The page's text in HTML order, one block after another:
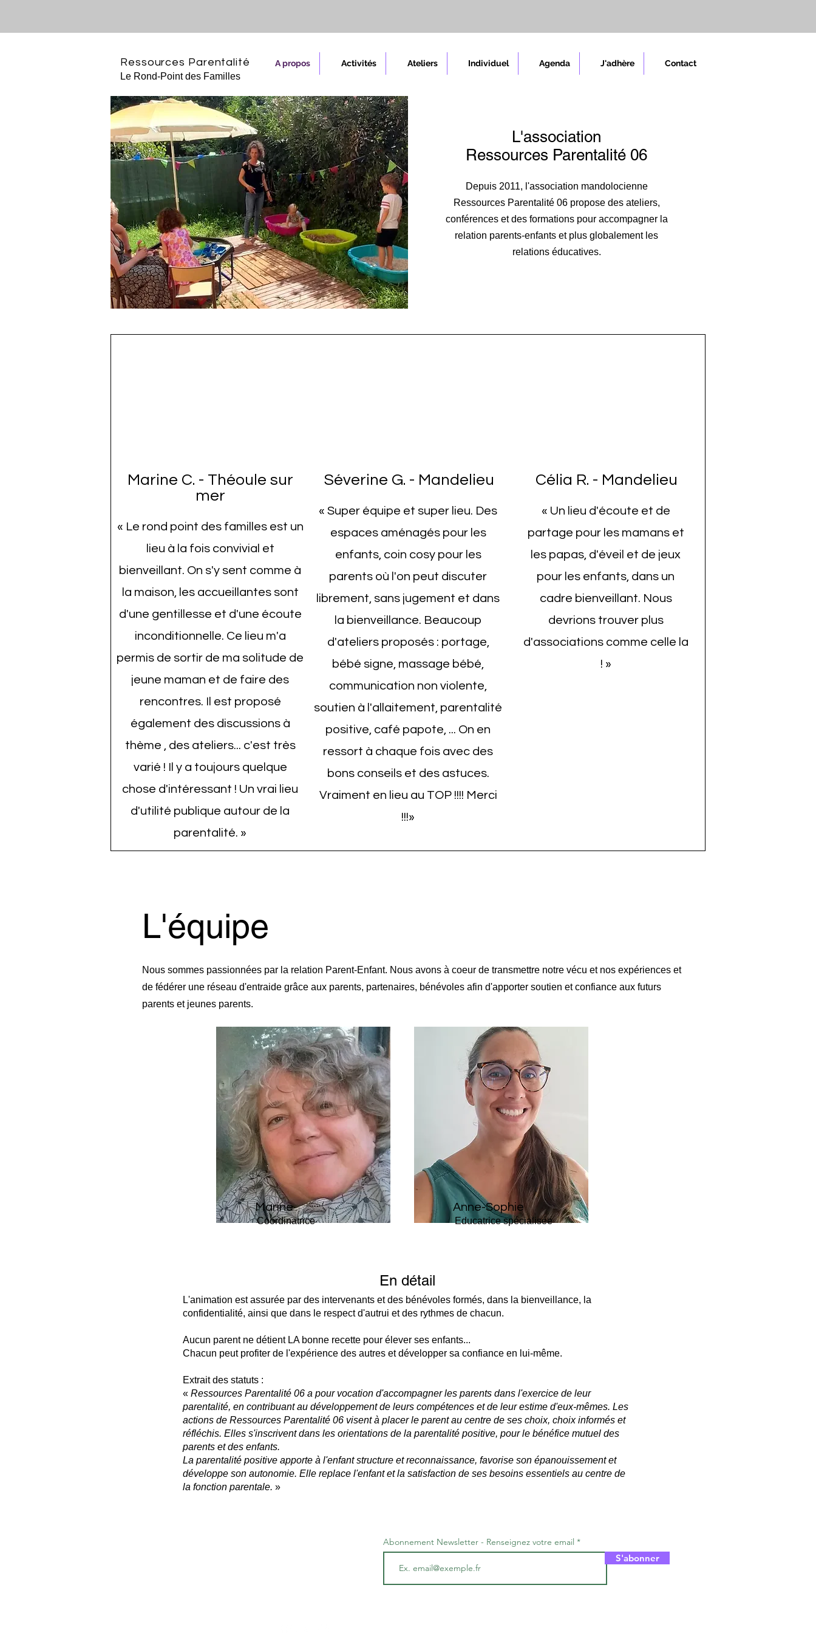
Ressources Parentalité
Le Rond-Point des Familles
A propos Activités Ateliers Individuel Agenda J'adhère Contact
L'association
Ressources Parentalité 06
Depuis 2011, l'association mandolocienne
Ressources Parentalité 06 propose des ateliers,
conférences et des formations pour accompagner la
relation parents-enfants et plus globalement les
relations éducatives.
Marine C. - Théoule sur
mer
« Le rond point des familles est un
lieu à la fois convivial et
bienveillant. On s'y sent comme à
la maison, les accueillantes sont
d'une gentillesse et d'une écoute
inconditionnelle. Ce lieu m'a
permis de sortir de ma solitude de
jeune maman et de faire des
rencontres. Il est proposé
également des discussions à
thème , des ateliers... c'est très
varié ! Il y a toujours quelque
chose d'intéressant ! Un vrai lieu
d'utilité publique autour de la
parentalité. »
Séverine G. - Mandelieu
« Super équipe et super lieu. Des
espaces aménagés pour les
enfants, coin cosy pour les
parents où l'on peut discuter
librement, sans jugement et dans
la bienveillance. Beaucoup
d'ateliers proposés : portage,
bébé signe, massage bébé,
communication non violente,
soutien à l'allaitement, parentalité
positive, café papote, ... On en
ressort à chaque fois avec des
bons conseils et des astuces.
Vraiment en lieu au TOP !!!! Merci
!!!»
Célia R. - Mandelieu
« Un lieu d'écoute et de
partage pour les mamans et
les papas, d'éveil et de jeux
pour les enfants, dans un
cadre bienveillant. Nous
devrions trouver plus
d'associations comme celle la
! »
L'équipe
Nous sommes passionnées par la relation Parent-Enfant. Nous avons à coeur de transmettre notre vécu et nos expériences et
de fédérer une réseau d'entraide grâce aux parents, partenaires, bénévoles afin d'apporter soutien et confiance aux futurs
parents et jeunes parents.
Marine
Coordinatrice
Anne-Sophie
Educatrice spécialisée
En détail
L'animation est assurée par des intervenants et des bénévoles formés, dans la bienveillance, la
confidentialité, ainsi que dans le respect d'autrui et des rythmes de chacun.
Aucun parent ne détient LA bonne recette pour élever ses enfants...
Chacun peut profiter de l'expérience des autres et développer sa confiance en lui-même.
Extrait des statuts :
« Ressources Parentalité 06 a pour vocation d'accompagner les parents dans l'exercice de leur
parentalité, en contribuant au développement de leurs compétences et de leur estime d'eux-mêmes. Les
actions de Ressources Parentalité 06 visent à placer le parent au centre de ses choix, choix informés et
réfléchis. Elles s'inscrivent dans les orientations de la parentalité positive, pour le bénéfice mutuel des
parents et des enfants.
La parentalité positive apporte à l'enfant structure et reconnaissance, favorise son épanouissement et
développe son autonomie. Elle replace l'enfant et la satisfaction de ses besoins essentiels au centre de
la fonction parentale. »
Abonnement Newsletter - Renseignez votre email
S'abonner